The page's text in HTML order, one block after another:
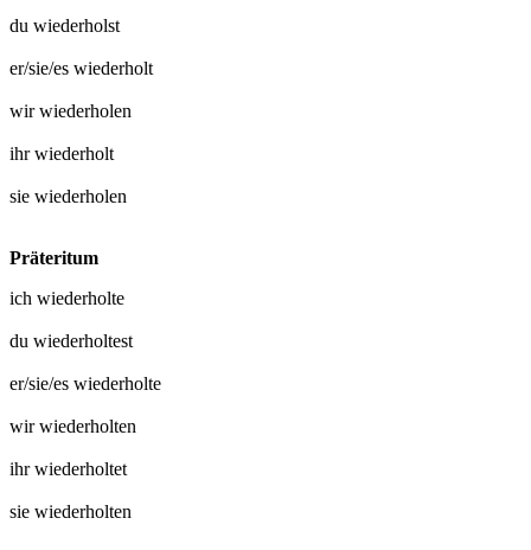
du wiederholst
er/sie/es wiederholt
wirwiederholen
ihrwiederholt
sie wiederholen
Präteritum
ich wiederholte
du wiederholtest
er/sie/es wiederholte
wirwiederholten
ihrwiederholtet
sie wiederholten